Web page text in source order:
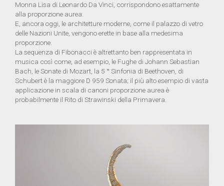
Monna Lisa di Leonardo Da Vinci, corrispondono esattamente
alla proporzione aurea.
E, ancora oggi, le architetture moderne, come il palazzo di vetro
delle Nazioni Unite, vengono erette in base alla medesima
proporzione.
La sequenza di Fibonacci è altrettanto ben rappresentata in
musica così come, ad esempio, le Fughe di Johann Sebastian
Bach, le Sonate di Mozart, la 5 ° Sinfonia di Beethoven, di
Schubert è la maggiore D 959 Sonata; il più alto esempio di vasta
applicazione in scala di canoni proporzione aurea è
probabilmente il Rito di Strawinski della Primavera.